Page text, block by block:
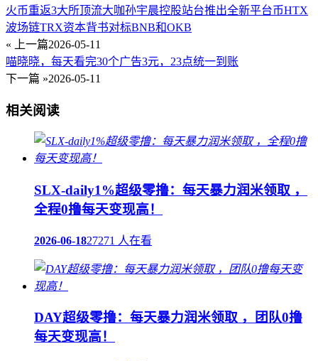
火币重返3大所顶流大咖孙宇晨控股站台推出全新平台币HTX
波场链TRX资本背书对标BNB和OKB
« 上一篇2026-05-11
喵晓晓，每天看完30个广告3元，23点统一到账
下一篇 »2026-05-11
相关阅读
SLX-daily1%超级零撸：每天暴力润米领取 ，
全程0撸每天变现高！
2026-06-1827271 人在看
DAY超级零撸：每天暴力润米领取 ，团队0撸
每天变现高！